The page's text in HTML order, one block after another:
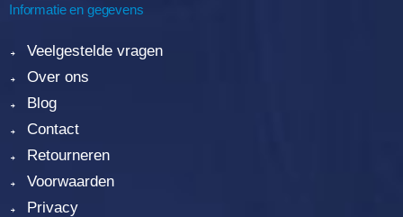
Informatie en gegevens
Veelgestelde vragen
Over ons
Blog
Contact
Retourneren
Voorwaarden
Privacy